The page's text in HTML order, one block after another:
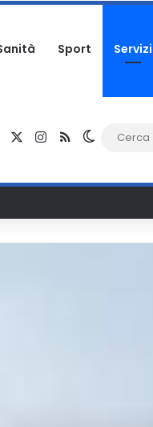
Sport Servizi
Instagram
RSS Cambia